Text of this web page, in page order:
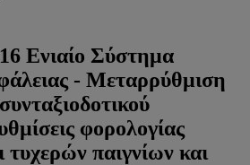
Ενιαίο Σύστημα
- Μεταρρύθμιση
φορολογίας
τυχερών παιγνίων και